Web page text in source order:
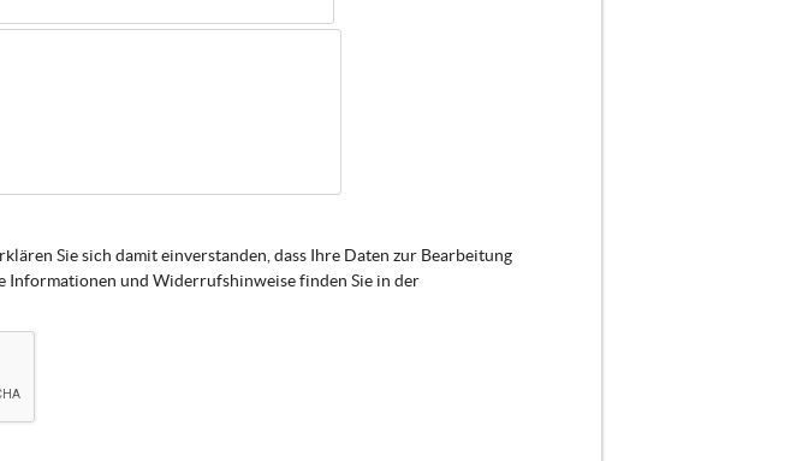
Sie sich damit einverstanden, dass Ihre Daten zur Bearbeitung
Informationen und Widerrufshinweise finden Sie in der